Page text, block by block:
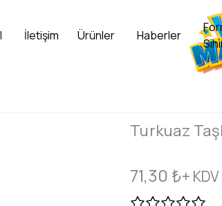
Turkuaz
71,30 ₺+ KDV
İletişim Ürünler Haberler